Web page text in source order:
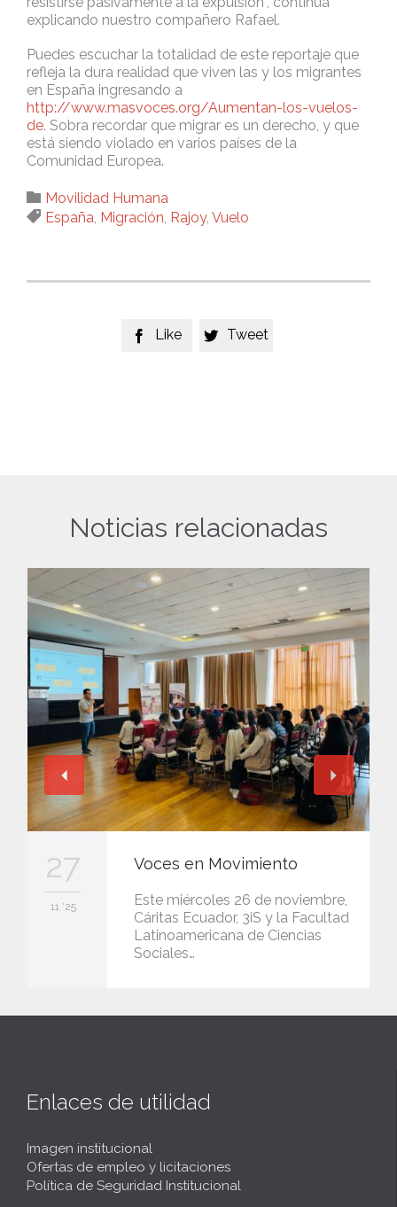
explicando nuestro compañero Rafael.
Puedes escuchar la totalidad de este reportaje que
refleja la dura realidad que viven las y los migrantes
en España ingresando a
http://www.masvoces.org/Aumentan-los-vuelos-
de. Sobra recordar que migrar es un derecho, y que
está siendo violado en varios países de la
Comunidad Europea.
 Category
Movilidad Humana
 Tags
España Migración Rajoy, Vuelo
 Like  Tweet
Noticias relacionadas
27
11 '25
Voces en Movimiento
Este miércoles 26 de noviembre,
Cáritas Ecuador, 3iS y la Facultad
Latinoamericana de Ciencias
Sociales…
Enlaces de utilidad
Imagen institucional
Ofertas de empleo y licitaciones
Política de Seguridad Institucional